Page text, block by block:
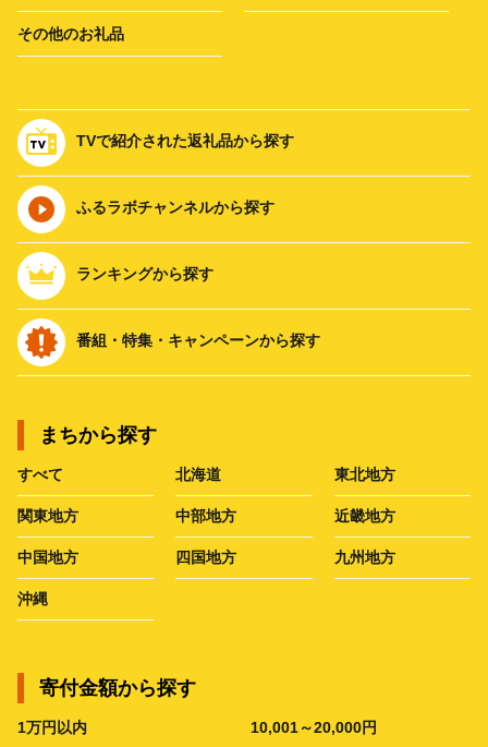
その他のお礼品
TVで紹介された返礼品から探す
ふるラボチャンネルから探す
ランキングから探す
番組・特集・キャンペーンから探す
まちから探す
すべて 北海道 東北地方
関東地方 中部地方 近畿地方
中国地方 四国地方 九州地方
沖縄
寄付金額から探す
1万円以内 10,001～20,000円